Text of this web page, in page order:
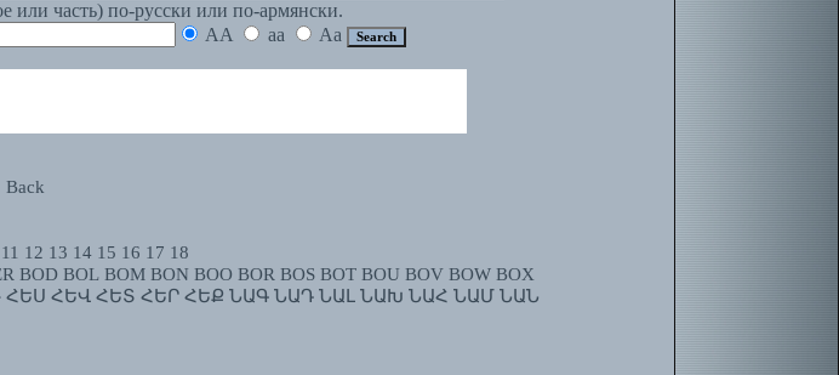
или часть) по-русски или по-армянски.
AA aa
Aa
Back
11 12 13 14 15 16 17 18
BOD BOL BOM BON BOO BOR BOS BOT BOU BOV BOW BOX
ՀԵՍ ՀԵՎ ՀԵՏ ՀԵՐ ՀԵՔ ՆԱԳ ՆԱԴ ՆԱԼ ՆԱԽ ՆԱՀ ՆԱՄ ՆԱՆ